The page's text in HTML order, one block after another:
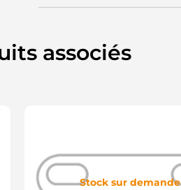
associés
Stock sur demande